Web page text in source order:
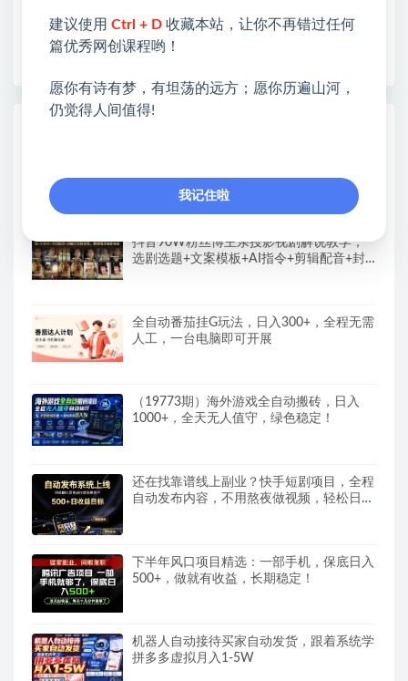
❤如果您也依存于互联网，欢迎加入本站会员，将尽
早为您提供丰盛价值。祝您前程似锦！
零基础AI开发实战，从部署到高阶项目一键
抖音90W粉丝博主亲授影视剧解说教学，
选剧选题+文案模板+AI指令+剪辑配音+封
全自动番茄挂G玩法，日入300+，全程无需
人工，一台电脑即可开展
（19773期）海外游戏全自动搬砖，日入
1000+，全天无人值守，绿色稳定！
还在找靠谱线上副业？快手短剧项目，全程
自动发布内容，不用熬夜做视频，轻松日入
下半年风口项目精选：一部手机，保底日入
500+，做就有收益，长期稳定！
机器人自动接待买家自动发货，跟着系统学
拼多多虚拟月入1-5W
建议使用 Ctrl + D 收藏本站，让你不再错过任何
篇优秀网创课程哟！
愿你有诗有梦，有坦荡的远方；愿你历遍山河，
仍觉得人间值得!
我记住啦